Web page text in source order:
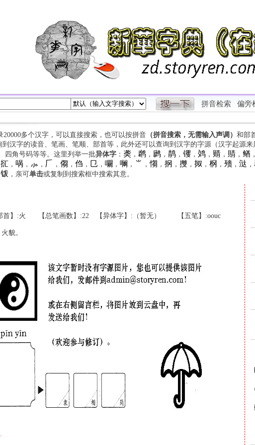
拼音检索 偏旁
20000多个汉字，可以直接搜索，也可以按拼音（拼音搜索，无需输入声调） 和部
汉字的读音、笔画、笔顺、部首等，此外还可以查询到汉字的字源（汉字起源
四角号码等等。这里列举一批异体字： 䶮 ， 䴙， 䴘， 䴖， 䦆， 䴔， 䞍， 䝼， 䲡 ，
㧟 ， 㖞 ， ⺗ ， 𠂆 ， 㑳 ， 㑇 ， 㔾 ， 㘚 ， 㘎 ， ⺌ ， 㥮 ， 㧏 ， 㩳， 㧐 ， 㭎 ， 㱮， 㳠 ，
䥽，亲可单击或复制到搜索框中搜索其意。
首】:火 【总笔画数】:22 【异体字】:（暂无） 【五笔】:oouc
火貌。